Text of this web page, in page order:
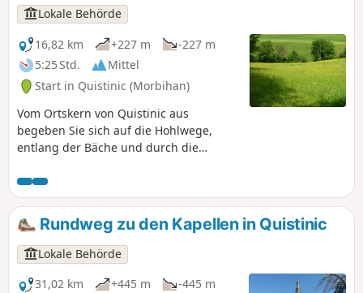
Lokale Behörde
16,82 km
+227 m
-227 m
5:25 Std.
Mittel
Start in Quistinic (Morbihan)
Vom Ortskern von Quistinic aus
begeben Sie sich auf die Hohlwege,
entlang der Bäche und durch die
Gemeinde zu erkunden. Entdecken Sie
die Geschichte von Quistinic, seine
Kapellen, Kalvarienberge,
Bauernhäuser, Mühlen usw. Diese Route
deckt den westlichen Teil des
Kapellenrundwegs ab.
Rundweg zu den Kapellen in Quistinic
Lokale Behörde
31,02 km
+445 m
-445 m